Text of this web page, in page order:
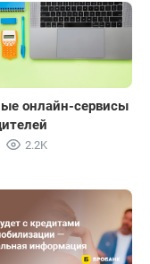
онлайн-сервисы
2.2K